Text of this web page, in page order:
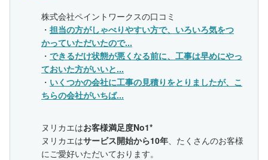
株式会社ペイントワークスの口コミ
・ 担当の方がしゃべりやすい方で、いろいろ気をつ
かっていただいたので...
・ できるだけ状態が悪くなる前に、工事は早めにやっ
ておいた方がいいと...
・ いくつかの会社に工事の見積りをとりましたが、こ
ちらの会社がいちば...
ヌリカエはお客様満足度No1*
ヌリカエはサービス開始から10年、たくさんのお客様
にご愛好いただいております。